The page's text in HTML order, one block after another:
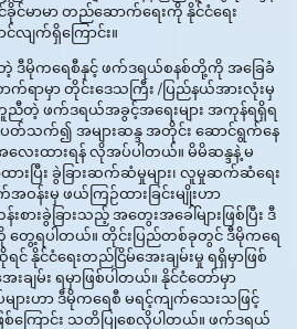
င်မာမာ တည်ဆောက်ရေးကို နိုင်ငံရေး
လျက်ရှိကြောင်း။
မိုကရေစီနှင့် ဖက်ဒရယ်စနစ်တို့ကို အခြေခံ
ရာမှာ တိုင်းဒေသကြီး /ပြည်နယ်အားလုံးမှ
ညီတဲ့ ဖက်ဒရယ်အခွင့်အရေးများ အကုန်ရရှိရ
ပတ်သက်၍ အများဆန္ဒ အတိုင်း ဆောင်ရွက်နေ
းထားရန် လိုအပ်ပါတယ်။ မိမိဆန္ဒနဲ့ မ
ြီး ခွဲခြားဆက်ဆံမှုများ၊ လူမှုဆက်ဆံရေး
န်းမှ ဖယ်ကြဉ်ထားခြင်းမျိုးဟာ
ားခွဲခြားသည့် အတွေးအခေါ်များဖြစ်ပြီး ဒီ
ေ့ရပါတယ်။ တိုင်းပြည်တစ်ခုတွင် ဒီမိုကရေ
နိုင်ငံရေးတည်ငြိမ်အေးချမ်းမှု ရရှိမှာဖြစ်
ချမ်း ရမှာဖြစ်ပါတယ်။ နိုင်ငံတော်မှာ
များဟာ ဒီမိုကရေစီ မရင့်ကျက်သေးသဖြင့်
ြစ်ကြောင်း သတိပြုစေလိုပါတယ်။ ဖက်ဒရယ်